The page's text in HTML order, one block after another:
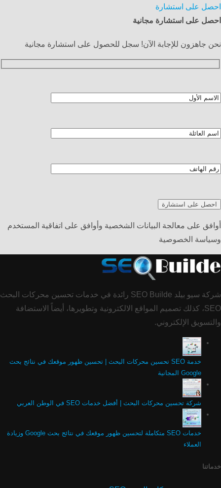
احصل على استشارة
احصل على استشارة مجانية
نحن جاهزون للإجابة الآن! سجل للحصول على استشارة مجانية
أوافق على معالجة البيانات الشخصية وأوافق على اتفاقية المستخدم
وسياسة الخصوصية
شركة سيو بيلد SEO Builde رائدة في خدمات تحسين محركات البحث
SEO، كذلك تصميم المواقع الالكترونية وتطويرها، أيضاً الاستضافة
والتسويق الإلكتروني.
خدمة SEO تحسين محركات البحث | تحسين ظهور موقعك في نتائج بحث
Google المجانية
شركة تحسين محركات البحث | أفضل خدمات SEO في الوطن العربي
خدمات SEO متكاملة لتحسين ظهور موقعك في نتائج بحث Google وزيادة
العملاء
خدماتنا